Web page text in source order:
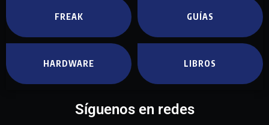
FREAK GUÍAS
HARDWARE LIBROS
Síguenos en redes